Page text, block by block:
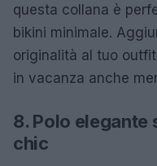
questa collana è
bikini minimale.
originalità al tuo
in vacanza anche
8. Polo elegante
chic